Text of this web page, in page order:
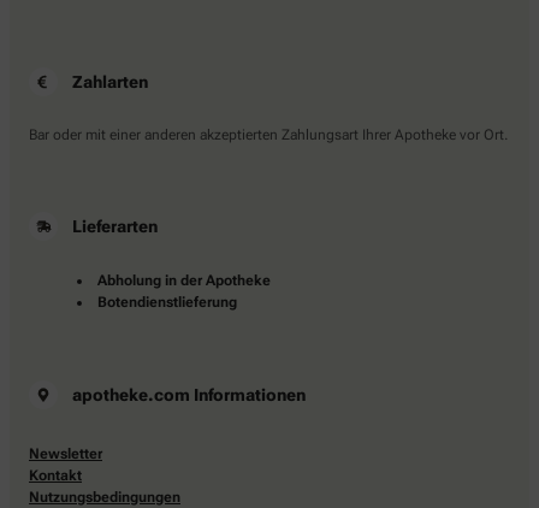
Zahlarten
Bar oder mit einer anderen akzeptierten Zahlungsart Ihrer Apotheke vor Ort.
Lieferarten
Abholung in der Apotheke
Botendienstlieferung
apotheke.com Informationen
Newsletter
Kontakt
Nutzungsbedingungen